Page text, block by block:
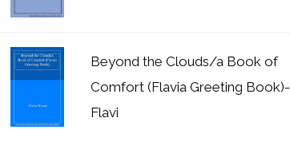
Beyond the Clouds/a Book of
Comfort (Flavia Greeting Book)-
Flavi